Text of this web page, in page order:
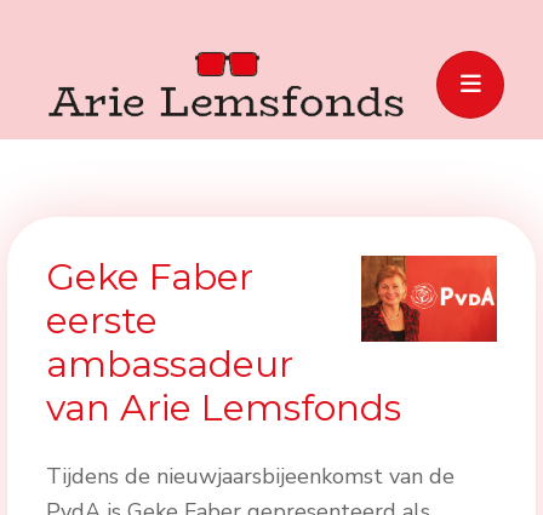
Geke Faber
eerste
ambassadeur
van Arie Lemsfonds
Tijdens de nieuwjaarsbijeenkomst van de